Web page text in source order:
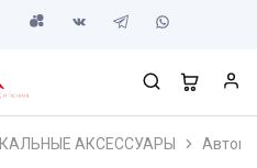
АКСЕССУАРЫ